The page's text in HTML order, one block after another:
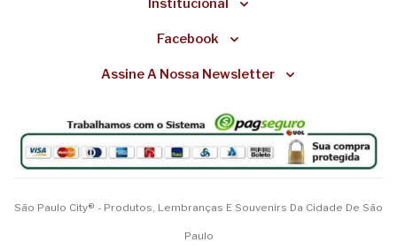
Institucional
Facebook
Assine A Nossa Newsletter
São Paulo City® - Produtos, Lembranças E Souvenirs Da Cidade De São
Paulo